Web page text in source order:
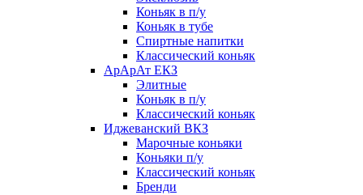
Коньяк в п/у
Коньяк в тубе
Спиртные напитки
Классический коньяк
АрАрАт ЕКЗ
Элитные
Коньяк в п/у
Классический коньяк
Иджеванский ВКЗ
Марочные коньяки
Коньяки п/у
Классический коньяк
Бренди